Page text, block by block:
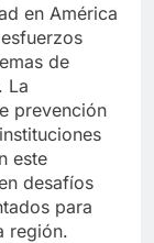
en América
de
La
prevención
este
desafíos
para
región.